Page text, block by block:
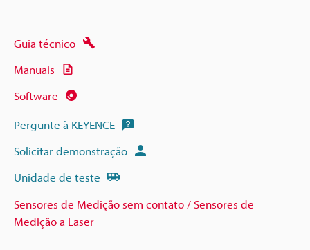
Guia técnico
Manuais
Software
Pergunte à KEYENCE
Solicitar demonstração
Unidade de teste
Sensores de Medição sem contato / Sensores de
Medição a Laser